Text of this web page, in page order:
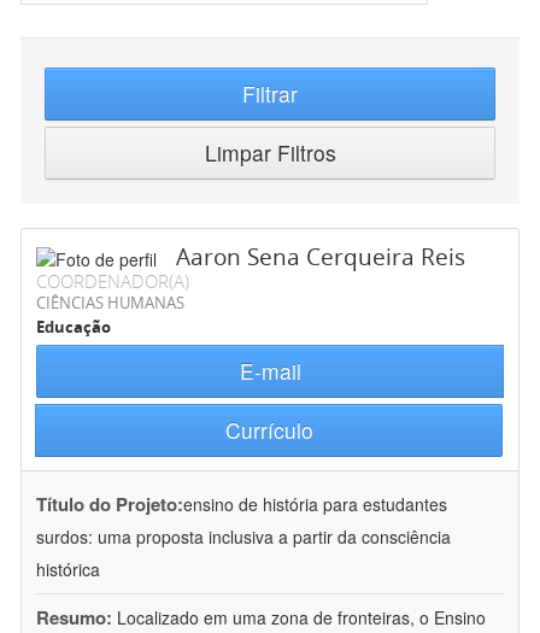
Filtrar
Limpar Filtros
Aaron Sena Cerqueira Reis
COORDENADOR(A)
CIÊNCIAS HUMANAS
Educação
E-mail
Currículo
Título do Projeto:ensino de história para estudantes
surdos: uma proposta inclusiva a partir da consciência
histórica
Resumo: Localizado em uma zona de fronteiras, o Ensino